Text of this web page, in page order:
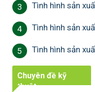
3 Tình hình sản
4 Tình hình sản
5 Tình hình sản
Chuyên đề kỹ
thuật